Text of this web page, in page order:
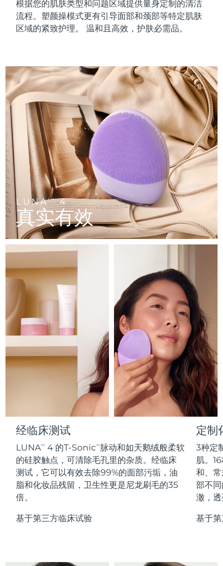
根据您的肌肤类型和问题区域提供量身定制的清洁
流程。塑颜操模式更有引导面部和颈部等特定肌肤
区域的紧致护理。 温和且高效，护肤必需品。
LUNATM4
真实有效
经临床测试
LUNATM 4 的T-SonicTM脉动和如天鹅绒般柔软
的硅胶触点，可清除毛孔里的杂质。经临床
测试，它可以有效去除99%的面部污垢，油
脂和化妆品残留，卫生性更是尼龙刷毛的35
倍。
基于第三方临床试验
定制
3种定
肌。
和、
部不
澈，
基于
LUNA™ 4 Plus
LUNA™ 4 Men
For men, anti-aging massage
LUNA™ 4 mini
For young skin, T-zone
LUNA™ 4 go
For travel or gym bag
LUNA™ 护肤
Premium cleansers & balm
LUNA™ 设备
All facial cleansing devices
BEAR™ 2 go
BEAR™ 2 eyes & lips
Microcurrent line smoothing device
面部提拉护理
Premium anti-aging skincare
BEAR™ 设备
All premium facelift devices
补水保湿
UFO™ 3 套装
UFO™ 3 LED
Near-infrared and red light therapy
device
UFO™ 3 mini
Red light therapy device for young skin
UFO™ 3 go
Portable red light therapy
面膜
Rejuvenation & hydration
UFO™ 设备
All deep facial hydration devices
口腔护理
issa™ 4
issa™ 4 plus
Smart hybrid silicone sonic toothbrush
issa™ 4 smile
Hybrid silicone sonic toothbrush
issa™ 4 baby
For ages 0-3
issa™ Teeth Whitening Set
ISSA™ 设备
All silicone sonic toothbrushes
抗老
FAQ™ 101
Clinical anti-aging
FAQ™ 102
Advanced clinical anti-aging
FAQ™ 103
Luxurious clinical anti-aging set
FAQ™ P1 Primer
Manuka honey primer
FAQ™护肤品
All FAQ™ skincare
FAQ™产品
All anti-aging treatments
LED治疗
NEW
FAQ™ 201
LED mask
FAQ™ 202
LED mask
FAQ™ 211
Anti-aging neck & décolleté LED mask
FAQ™ 221
Anti-aging LED hand mask
FAQ™护肤品
All FAQ™ skincare
FAQ™产品
All LED treatments
生发
FAQ™ 301
LED hair strengthening scalp massager
FAQ™ Scalp Serum
Scalp recovery probiotic serum
FAQ™护肤品
All FAQ™ skincare
FAQ™产品
All hair treatments
肌肤年轻化
NEW
FAQ™ 501
Full-Spectrum Red Light Therapy
FAQ™ 502
Full-Spectrum Red Light Therapy
FAQ™ Red Light Serum
FAQ™ skincare
All FAQ™ skincare
FAQ™ products
All toning treatments
保健品
NEW
专业治疗
脱毛
PEACH™ 2 Pro Max
Professional IPL hair removal device
PEACH™ 2
IPL hair removal
PEACH™ 2 go
Travel-friendly IPL hair removal
PEACH™ Cooling Prep Gel
身体护理
BEAR™ 2 body
Microcurrent body toning
LUNA™ 4 body
Massaging body brush
SUPERCHARGED™ serum
Firming body serum
ESPADA™ 2 plus
Recurring acne LED therapy
ESPADA™ 2
Acne treatment device
ESPADA™ Blemish Solution
眼部护理
BEAR™ 2 eyes & lips
Microcurrent line smoothing device
IRIS™ 2
Rejuvenating eye massager
眼部护肤
毛孔护理
KIWI™ derma
Diamond microdermabrasion .
Blackhead remover
LUNA™ 4 hair
2-in-1 LED scalp massager
LED light hairbrush
牙齿美白
NEW
issa™ Teeth Whitening Set
Dual LED + sonic device & 18% PAP gel
issa™ Teeth Whitening Gel
更多的
波斯尼亚和黑塞哥维那 预计送达日期8/11/26
文莱 预计送达日期
加拿大 预计送达日期8/12/26
智利 预计送达日期8/12/26
中国 预计送达日期 8/8/26
哥伦比亚 预计送达日期8/12/26
克罗地亚 预计送达日期8/8/26
塞浦路斯 预计送达日期8/9/26
捷克 预计送达日期
丹麦 预计送达日期8/8/26
芬兰 预计送达日期 8/8/26
法国 预计送达日期 8/8/26
法属波利尼西亚 预计送达日期 8/12/26
德国 预计送达日期 8/8/26
预计送达日期8/12/26
预计送达日期 8/8/26
中国香港特别行政区 8/9/26
匈牙利 预计送达日期 8/8/26
冰岛 预计送达日期 8/9/26
印度尼西亚 8/6/26
爱尔兰 8/8/26